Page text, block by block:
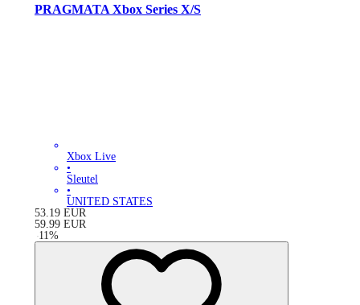
PRAGMATA Xbox Series X/S
Xbox Live
•
Sleutel
•
UNITED STATES
53.19 EUR
59.99 EUR
-11%